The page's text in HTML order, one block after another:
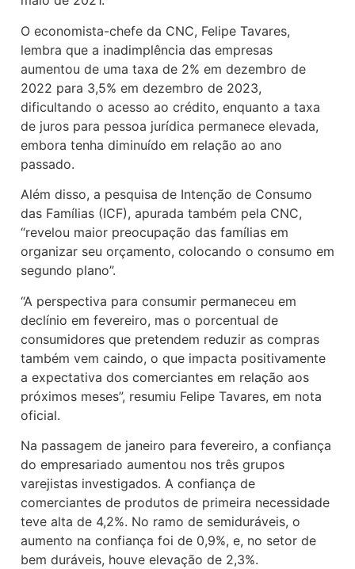
O economista-chefe da CNC, Felipe Tavares,
lembra que a inadimplência das empresas
aumentou de uma taxa de 2% em dezembro de
2022 para 3,5% em dezembro de 2023,
dificultando o acesso ao crédito, enquanto a taxa
de juros para pessoa jurídica permanece elevada,
embora tenha diminuído em relação ao ano
passado.
Além disso, a pesquisa de Intenção de Consumo
das Famílias (ICF), apurada também pela CNC,
“revelou maior preocupação das famílias em
organizar seu orçamento, colocando o consumo em
segundo plano”.
“A perspectiva para consumir permaneceu em
declínio em fevereiro, mas o porcentual de
consumidores que pretendem reduzir as compras
também vem caindo, o que impacta positivamente
a expectativa dos comerciantes em relação aos
próximos meses”, resumiu Felipe Tavares, em nota
oficial.
Na passagem de janeiro para fevereiro, a confiança
do empresariado aumentou nos três grupos
varejistas investigados. A confiança de
comerciantes de produtos de primeira necessidade
teve alta de 4,2%. No ramo de semiduráveis, o
aumento na confiança foi de 0,9%, e, no setor de
bem duráveis, houve elevação de 2,3%.